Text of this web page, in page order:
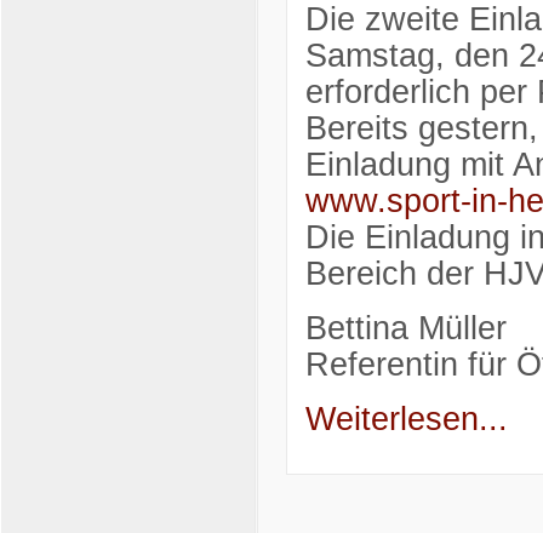
Die zweite
Samstag, den
erforderlich per
Bereits
Einladung mit
www.sport-in-
Die Einladung
Bereich der
Bettina Müller
Referentin für
Weiterlesen...